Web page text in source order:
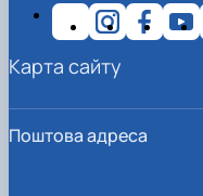
Поштова адреса
Карта сайту